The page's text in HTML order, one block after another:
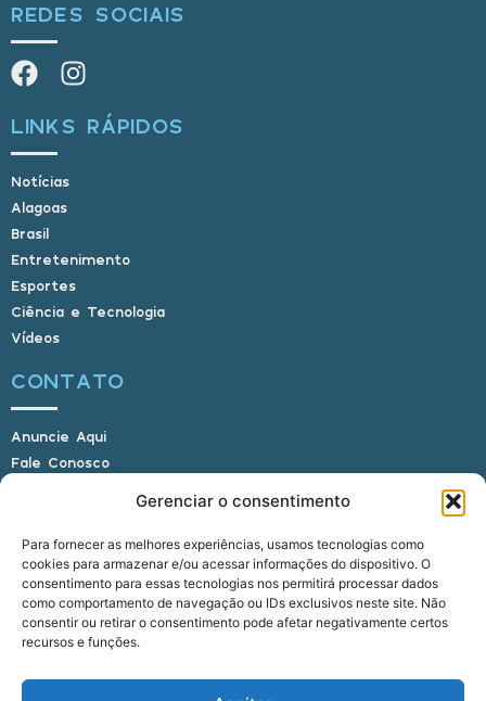
Gerenciar o consentimento
Para fornecer as melhores experiências, usamos tecnologias como
cookies para armazenar e/ou acessar informações do dispositivo. O
consentimento para essas tecnologias nos permitirá processar dados
como comportamento de navegação ou IDs exclusivos neste site. Não
consentir ou retirar o consentimento pode afetar negativamente certos
recursos e funções.
REDES SOCIAIS
LINKS RÁPIDOS
Notícias
Alagoas
Brasil
Entretenimento
Esportes
Ciência e Tecnologia
Vídeos
CONTATO
Anuncie Aqui
Fale Conosco
E-mail: alagoasbrasilnoticias@gmail.com
Telefone: (82) 9 9691-0391 (Whatsapp)
Responsável Técnico: Crysthyan Carlos
Rua do Sau - Centro - Anadia - AL - CEP: